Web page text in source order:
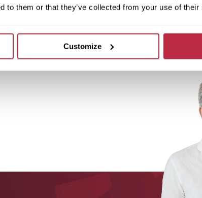
to them or that they’ve collected from your use of
Customize